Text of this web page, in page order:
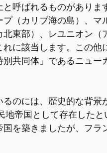
呼ばれるものがありま
（カリブ海の島）、マ
北東部）、レユニオン（
に該当します。この他
共同体」であるニュー
のには、歴史的な背景
地帝国として存在した
を築きましたが、フラ